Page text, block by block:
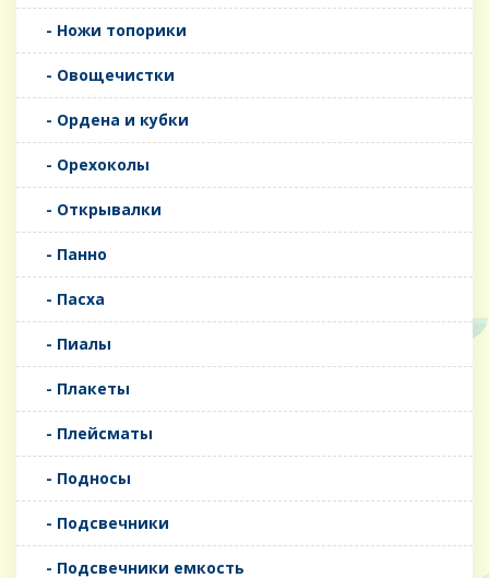
- Ножи топорики
- Овощечистки
- Ордена и кубки
- Орехоколы
- Открывалки
- Панно
- Пасха
- Пиалы
- Плакеты
- Плейсматы
- Подносы
- Подсвечники
- Подсвечники емкость